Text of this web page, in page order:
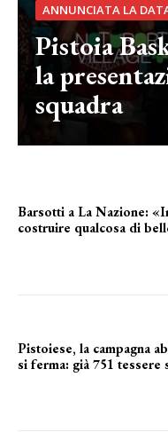
ANNUNCIATA LA
Pistoia
la
squadra
Barsotti a La Nazione:
costruire qualcosa di
Pistoiese, la campagna
si ferma: già 751 tessere